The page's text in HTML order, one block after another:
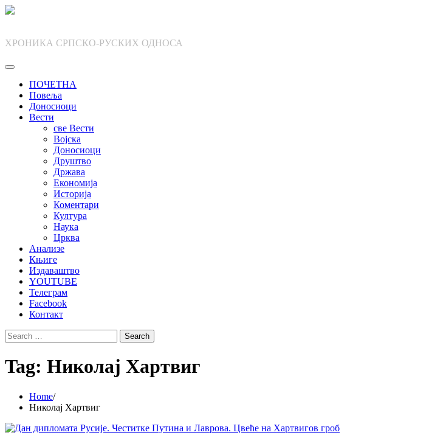
Skip
ХРОНИКА СРПСКО-РУСКИХ ОДНОСА
ПОЧЕТНА
Повеља
Доносиоци
Вести
све Вести
Војска
Доносиоци
Друштво
Држава
Економија
Историја
Коментари
Култура
Наука
Црква
Анализе
Књиге
Издаваштво
YOUTUBE
Телеграм
Facebook
Контакт
Search
for:
Tag: Николај Хартвиг
Home
Николај Хартвиг